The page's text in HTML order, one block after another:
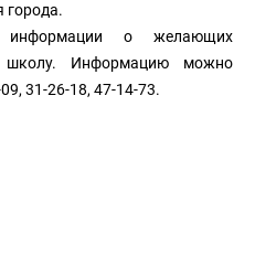
города.
информации о желающих
школу. Информацию можно
31-26-18, 47-14-73.